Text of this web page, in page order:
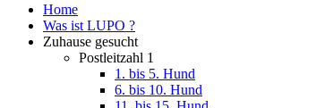
Home
Was ist LUPO ?
Zuhause gesucht
Postleitzahl 1
1. bis 5. Hund
6. bis 10. Hund